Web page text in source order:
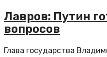
Лавров: Путин
вопросов
Глава государства